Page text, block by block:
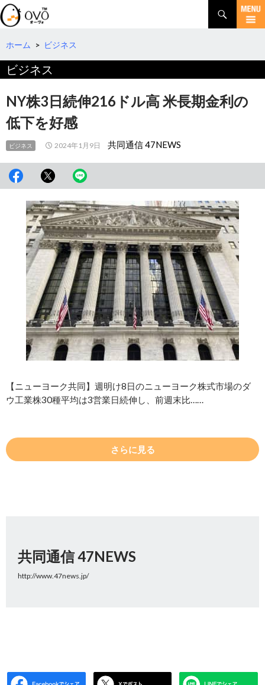
検
索
コ
テ
へ
移
動
ホーム > ビジネス
ビジネス
NY株3日続伸216ドル高 米長期金利の
低下を好感
ビジネス 2024年1月9日 共同通信 47NEWS
【ニューヨーク共同】週明け8日のニューヨーク株式市場のダ
ウ工業株30種平均は3営業日続伸し、前週末比……
さらに見る
共同通信 47NEWS
http://www.47news.jp/